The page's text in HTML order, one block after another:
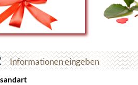
Informationen eingeben